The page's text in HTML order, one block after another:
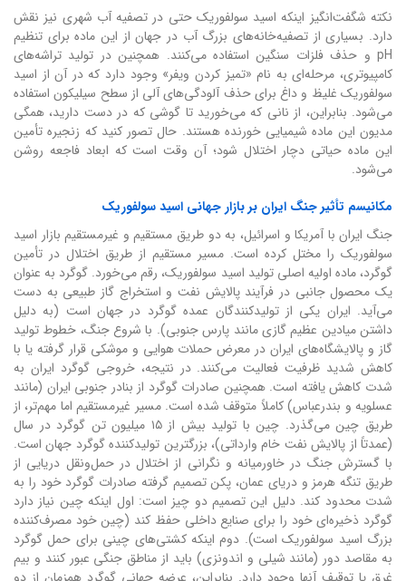
نکته شگفت‌انگیز اینکه اسید سولفوریک حتی در تصفیه آب شهری نیز نقش
دارد. بسیاری از تصفیه‌خانه‌های بزرگ آب در جهان از این ماده برای تنظیم
pH و حذف فلزات سنگین استفاده می‌کنند. همچنین در تولید تراشه‌های
کامپیوتری، مرحله‌ای به نام «تمیز کردن ویفر» وجود دارد که در آن از اسید
سولفوریک غلیظ و داغ برای حذف آلودگی‌های آلی از سطح سیلیکون استفاده
می‌شود. بنابراین، از نانی که می‌خورید تا گوشی که در دست دارید، همگی
مدیون این ماده شیمیایی خورنده هستند. حال تصور کنید که زنجیره تأمین
این ماده حیاتی دچار اختلال شود؛ آن وقت است که ابعاد فاجعه روشن
می‌شود.
مکانیسم تأثیر جنگ ایران بر بازار جهانی اسید سولفوریک
جنگ ایران با آمریکا و اسرائیل، به دو طریق مستقیم و غیرمستقیم بازار اسید
سولفوریک را مختل کرده است. مسیر مستقیم از طریق اختلال در تأمین
گوگرد، ماده اولیه اصلی تولید اسید سولفوریک، رقم می‌خورد. گوگرد به عنوان
یک محصول جانبی در فرآیند پالایش نفت و استخراج گاز طبیعی به دست
می‌آید. ایران یکی از تولیدکنندگان عمده گوگرد در جهان است (به دلیل
داشتن میادین عظیم گازی مانند پارس جنوبی). با شروع جنگ، خطوط تولید
گاز و پالایشگاه‌های ایران در معرض حملات هوایی و موشکی قرار گرفته یا با
کاهش شدید ظرفیت فعالیت می‌کنند. در نتیجه، خروجی گوگرد ایران به
شدت کاهش یافته است. همچنین صادرات گوگرد از بنادر جنوبی ایران (مانند
عسلویه و بندرعباس) کاملاً متوقف شده است. مسیر غیرمستقیم اما مهم‌تر، از
طریق چین می‌گذرد. چین با تولید بیش از ۱۵ میلیون تن گوگرد در سال
(عمدتاً از پالایش نفت خام وارداتی)، بزرگترین تولیدکننده گوگرد جهان است.
با گسترش جنگ در خاورمیانه و نگرانی از اختلال در حمل‌ونقل دریایی از
طریق تنگه هرمز و دریای عمان، پکن تصمیم گرفته صادرات گوگرد خود را به
شدت محدود کند. دلیل این تصمیم دو چیز است: اول اینکه چین نیاز دارد
گوگرد ذخیره‌ای خود را برای صنایع داخلی حفظ کند (چین خود مصرف‌کننده
بزرگ اسید سولفوریک است). دوم اینکه کشتی‌های چینی برای حمل گوگرد
به مقاصد دور (مانند شیلی و اندونزی) باید از مناطق جنگی عبور کنند و بیم
غرق یا توقیف آنها وجود دارد. بنابراین، عرضه جهانی گوگرد همزمان از دو